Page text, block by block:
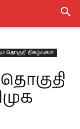
தொகுதி நிகழ்வுகள்